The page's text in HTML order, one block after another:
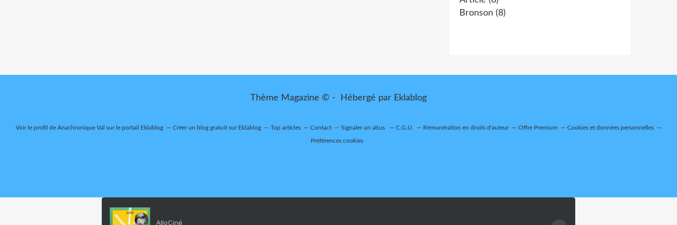
Bronson (8)
Thème Magazine © - Hébergé par Eklablog
Voir le profil de Anachronique Val sur le portail Eklablog Créer un blog gratuit sur Eklablog Top articles Contact Signaler un abus C.G.U. Rémunération en droits d'auteur Offre Premium Cookies et données personnelles
Préférences cookies
AlloCiné